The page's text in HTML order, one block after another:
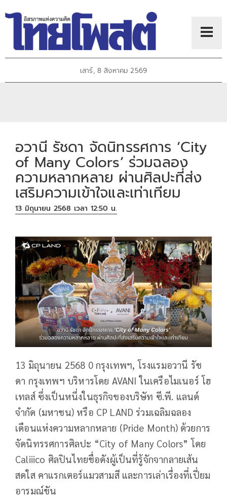
เสาร์, 8 สิงหาคม 2569
อวานี รัชดา จัดนิทรรศการ ‘City
of Many Colors’ ร่วมฉลอง
ความหลากหลาย ผ่านศิลปะที่ส่ง
เสริมความเข้าใจและเท่าเทียม
13 มิถุนายน 2568 เวลา 12:50 น.
13 มิถุนายน 2568 0 กรุงเทพฯ, โรงแรมอวานี รัช
ดา กรุงเทพฯ บริหารโดย AVANI ในเครือไมเนอร์ โฮ
เทลส์ ซึ่งเป็นหนึ่งในธุรกิจของบริษัท ซี.พี. แลนด์
จำกัด (มหาชน) หรือ CP LAND ร่วมเฉลิมฉลอง
เดือนแห่งความหลากหลาย (Pride Month) ด้วยการ
จัดนิทรรศการศิลปะ “City of Many Colors” โดย
Caliiico ศิลปินไทยชื่อดังผู้เป็นที่รู้จักจากลายเส้น
สดใส คาแรกเตอร์แมวสามสี และการเล่าเรื่องที่เปี่ยม
อารมณ์ขัน